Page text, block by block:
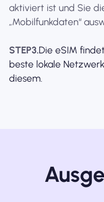
aktiviert ist und Sie
„Mobilfunkdaten“
STEP3.Die eSIM
beste lokale
diesem.